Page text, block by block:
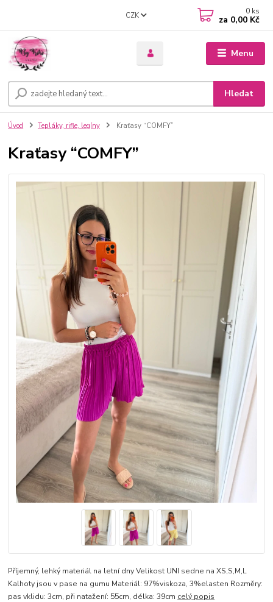
Menu
CZK
Hledat
0 ks
za 0,00 Kč
Úvod Tepláky, rifle, legíny Kraťasy “COMFY”
Kraťasy “COMFY”
Příjemný, lehký materiál na letní dny Velikost UNI sedne na XS,S,M,L
Kalhoty jsou v pase na gumu Materiál: 97%viskoza, 3%elasten Rozměry:
pas vklidu: 3cm, při natažení: 55cm, délka: 39cm celý popis